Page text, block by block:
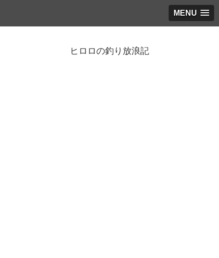
MENU
ヒロロの釣り放浪記